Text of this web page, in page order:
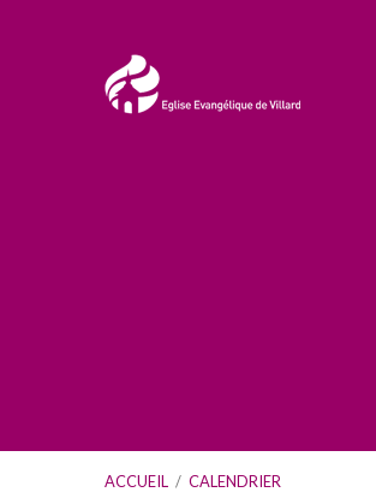
ACCUEIL / CALENDRIER